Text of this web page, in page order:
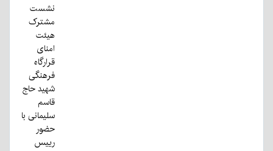
نشست
مشترک
هیئت
امنای
قرارگاه
فرهنگی
شهید حاج
قاسم
سلیمانی با
حضور
رییس